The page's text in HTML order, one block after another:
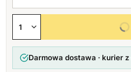
Srebrny Basic
Czarne Basic
Srebrne Basic
Wybierz
Darmowa dostawa · kurier